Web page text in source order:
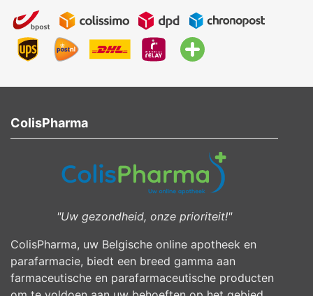
ColisPharma
"Uw gezondheid, onze prioriteit!"
ColisPharma, uw Belgische online apotheek en
parafarmacie, biedt een breed gamma aan
farmaceutische en parafarmaceutische producten